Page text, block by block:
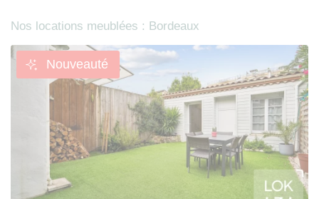
Nos locations meublées : Bordeaux
Nouveauté